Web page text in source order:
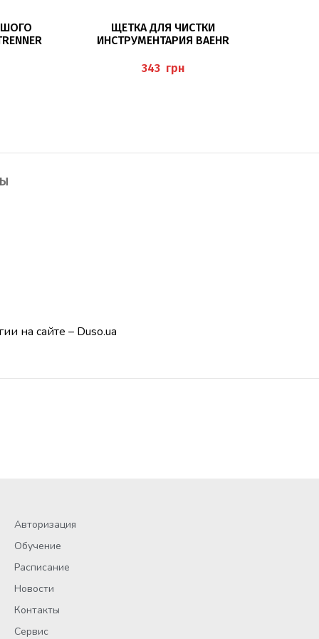
ПОДРОБНЕЕ
ЩЕТКА ДЛЯ ЧИСТКИ
ИНСТРУМЕНТАРИЯ BAEHR
грн
на сайте – Duso.ua
Авторизация
Обучение
Расписание
Новости
Контакты
Сервис